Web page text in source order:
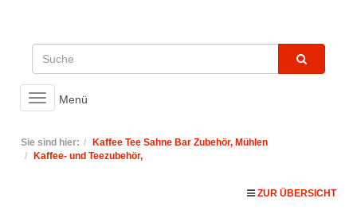
Toggle
navigation
Menü
Sie sind hier:
Kaffee Tee Sahne Bar Zubehör, Mühlen
Kaffee- und Teezubehör,
ZUR ÜBERSICHT